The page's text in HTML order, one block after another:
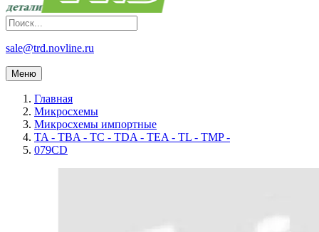
sale@trd.novline.ru
Меню
Главная
Микросхемы
Микросхемы импортные
TA - TBA - TC - TDA - TEA - TL - TMP -
079CD